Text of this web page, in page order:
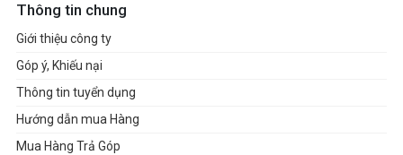
11 64-bit
YẾU TỐ HÌNH THỨC
ITX
170mm x 170mm
Thông tin chung
Giới thiệu công ty
Góp ý, Khiếu nại
Thông tin tuyển dụng
Hướng dẫn mua Hàng
Mua Hàng Trả Góp